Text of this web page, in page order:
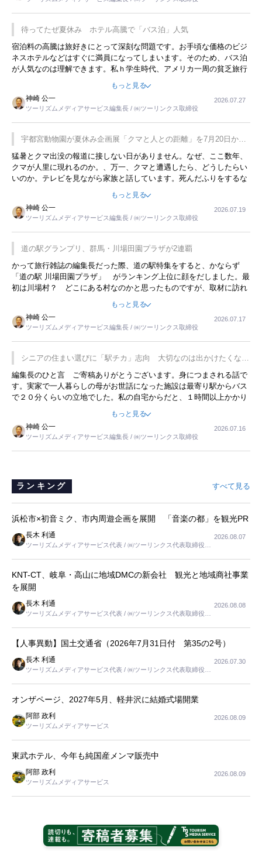
待ってたぜ夏休み ホテル高騰で「バス泊」人気
宿泊料の高騰は旅好きにとって深刻な問題です。お手頃な価格のビジ
ネスホテルなどはすぐに満員になってしまいます。そのため、バス泊
が人気なのは理解できます。私ｈ学生時代、アメリカ一周の貧乏旅行
用してホテル代を浮かせていました。ただし、若いからできたことで
す。若い人が夜行バスで京都に行った、青森に行ったと聞くと、疲れ
が残らないのかなと思ってしまいます。
もっと見る
神崎 公一
ツーリズムメディアサービス編集長 / ㈱ツーリンクス取締役
2026.07.27
宇都宮動物園が夏休み企画展「クマと人との距離」を7月20日から
開催
猛暑とクマ出没の報道に接しない日がありません。なぜ、ここ数年、
クマが人里に現れるのか。、万一、クマと遭遇したら、どうしたらい
いのか。テレビを見ながら家族と話しています。死んだふりをするな
もっと見る
神崎 公一
ツーリズムメディアサービス編集長 / ㈱ツーリンクス取締役
2026.07.19
道の駅グランプリ、群馬・川場田園プラザが2連覇
かって旅行雑誌の編集長だった際、道の駅特集をすると、かならず
「道の駅 川場田園プラザ」 がランキング上位に顔をだしました。最
初は川場村？ どこにある村なのかと思ったものですが、取材に訪れ
した。プレゼンも巧みで、今でも思い出すことが２つあります。一つ
は、従業員に東京ディズニーランドを見学させ、サービス業、接客業
の何かを理解してもらっていることです。 もう一つは1800円もする
プレミアムヨーグルトを販売するにあたり、社内に懸念もあったそう
です。永井社長は、駐車場に都内ナンバーの高級外車が停まっている
ことに目をつけ、高級商品でも売れると確信したそうです。今回の記
事を懐かしく読みました。
もっと見る
神崎 公一
ツーリズムメディアサービス編集長 / ㈱ツーリンクス取締役
2026.07.17
シニアの住まい選びに「駅チカ」志向 大切なのは出かけたくなる
暮らし
編集長のひと言 ご寄稿ありがとうございます。身につまされる話で
す。実家で一人暮らしの母がお世話になった施設は最寄り駅からバス
で２０分くらいの立地でした。私の自宅からだと、１時間以上かかり
すが、私と妹にとっては、半日仕事ででした。シニアの住まい選び
は、当人だけではなく、世話をする家族の足の便も考えない外池ない
と思いました。
もっと見る
神崎 公一
ツーリズムメディアサービス編集長 / ㈱ツーリンクス取締役
2026.07.16
ランキング すべて見る
浜松市×初音ミク、市内周遊企画を展開 「音楽の都」を観光PR
長木 利通
ツーリズムメディアサービス代表 / ㈱ツーリンクス代表取締役社
2026.08.07
KNT-CT、岐阜・高山に地域DMCの新会社 観光と地域商社事業
を展開
長木 利通
ツーリズムメディアサービス代表 / ㈱ツーリンクス代表取締役社
2026.08.08
【人事異動】国土交通省（2026年7月31日付 第35の2号）
長木 利通
ツーリズムメディアサービス代表 / ㈱ツーリンクス代表取締役社
2026.07.30
オンザページ、2027年5月、軽井沢に結婚式場開業
阿部 政利
ツーリズムメディアサービス
2026.08.09
東武ホテル、今年も純国産メンマ販売中
阿部 政利
ツーリズムメディアサービス
2026.08.09